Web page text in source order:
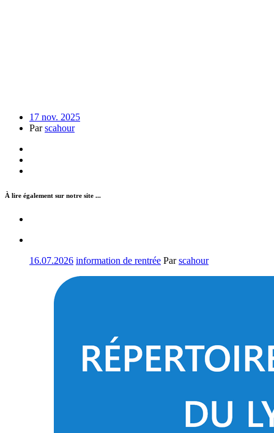
17 nov. 2025
Parscahour
À lire également sur notre site ...
16.07.2026 information de rentrée Parscahour